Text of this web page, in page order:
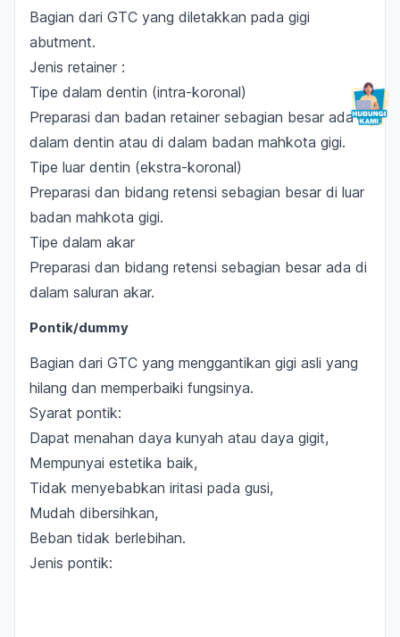
Bagian dari GTC yang diletakkan pada gigi
abutment.
Jenis retainer :
Tipe dalam dentin (intra-koronal)
Preparasi dan badan retainer sebagian besar ada di
dalam dentin atau di dalam badan mahkota gigi.
Tipe luar dentin (ekstra-koronal)
Preparasi dan bidang retensi sebagian besar di luar
badan mahkota gigi.
Tipe dalam akar
Preparasi dan bidang retensi sebagian besar ada di
dalam saluran akar.
Pontik/dummy
Bagian dari GTC yang menggantikan gigi asli yang
hilang dan memperbaiki fungsinya.
Syarat pontik:
Dapat menahan daya kunyah atau daya gigit,
Mempunyai estetika baik,
Tidak menyebabkan iritasi pada gusi,
Mudah dibersihkan,
Beban tidak berlebihan.
Jenis pontik: